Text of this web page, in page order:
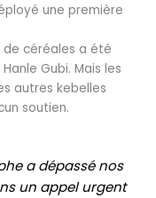
une première
de céréales a été
Gubi. Mais les
autres kebelles
soutien.
a dépassé nos
un appel urgent